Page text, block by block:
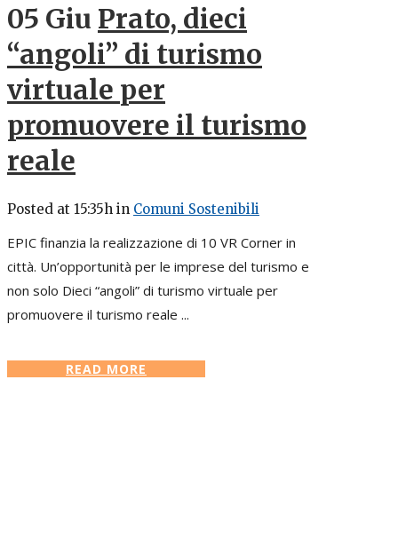
05 Giu Prato, dieci
“angoli” di turismo
virtuale per
promuovere il turismo
reale
Posted at 15:35h in Comuni Sostenibili
EPIC finanzia la realizzazione di 10 VR Corner in
città. Un’opportunità per le imprese del turismo e
non solo Dieci “angoli” di turismo virtuale per
promuovere il turismo reale ...
READ MORE